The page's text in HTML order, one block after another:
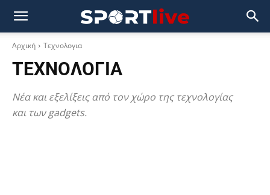
Αρχική Τεχνολογια
ΤΕΧΝΟΛΟΓΙΑ
Νέα και εξελίξεις από τον χώρο της τεχνολογίας
και των gadgets.